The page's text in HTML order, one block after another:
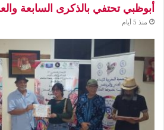
أبوظبي تحتفي بالذكرى السابعة
منذ 5 أيام